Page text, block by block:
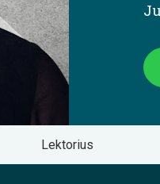
Lektorius